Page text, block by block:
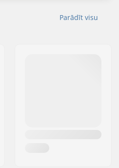
Parādīt visu